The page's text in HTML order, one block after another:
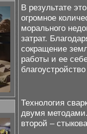
В результате
огромное
морального
затрат.
сокращение
работы и ее
Технология
двумя
второй –